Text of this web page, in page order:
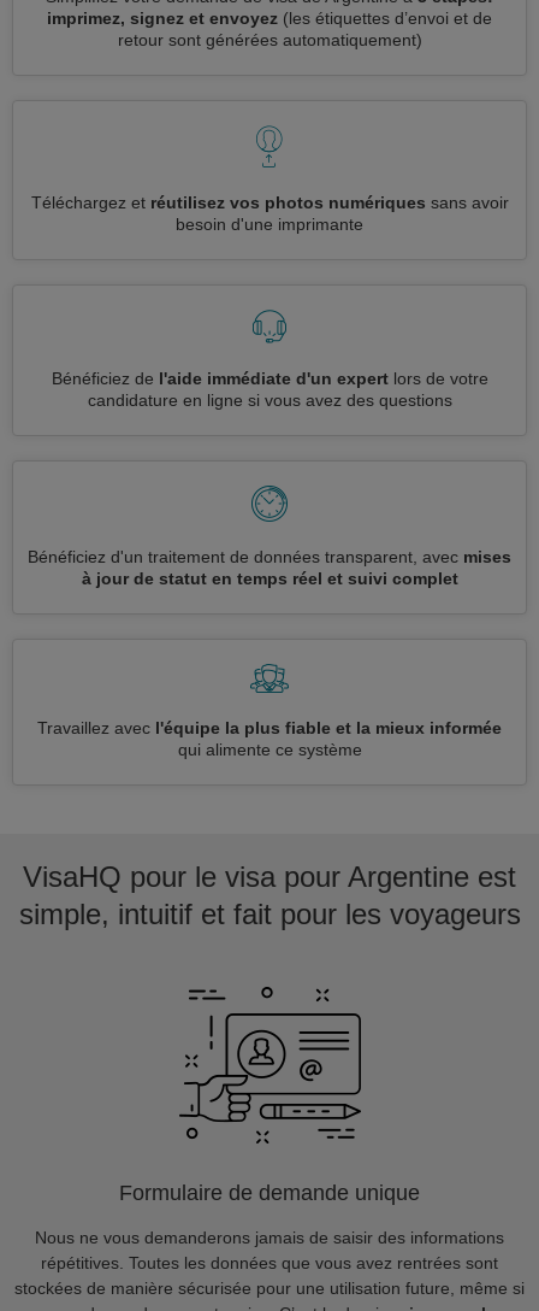
imprimez, signez et envoyez (les étiquettes d’envoi et de
retour sont générées automatiquement)
Téléchargez et réutilisez vos photos numériques sans avoir
besoin d'une imprimante
Bénéficiez de l'aide immédiate d'un expertlors de votre
candidature en ligne si vous avez des questions
Bénéficiez d'un traitement de données transparent, avec mises
à jour de statut en temps réel et suivi complet
Travaillez avec l'équipe la plus fiable et la mieux informée
qui alimente ce système
VisaHQ pour le visa pour Argentine est
simple, intuitif et fait pour les voyageurs
Formulaire de demande unique
Nous ne vous demanderons jamais de saisir des informations
répétitives. Toutes les données que vous avez rentrées sont
stockées de manière sécurisée pour une utilisation future, même si